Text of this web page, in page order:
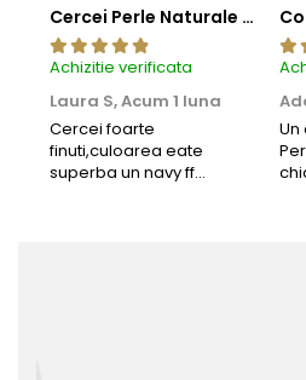
Cercei Perle Naturale Negre 5-6 mm, Buton AAA, Aur 14K (aur 585), Tip Șurub | KASKADDA®
Achizitie verificata
Laura S,Acum 1 luna
Cercei foarte
finuti,culoarea eate
superba un navy ff
Un